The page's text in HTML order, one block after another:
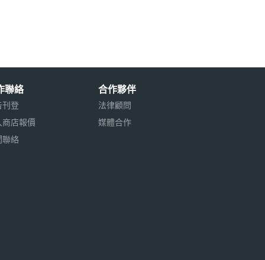
聯絡
刊登
商店報價
聯絡
合作夥伴
法律顧問
媒體合作